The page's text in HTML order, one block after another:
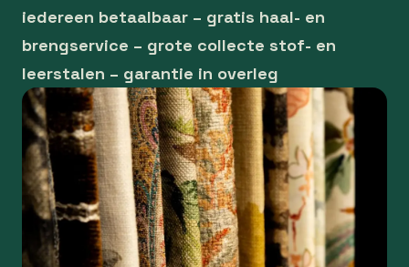
iedereen betaalbaar – gratis haal- en
brengservice – grote collecte stof- en
leerstalen – garantie in overleg